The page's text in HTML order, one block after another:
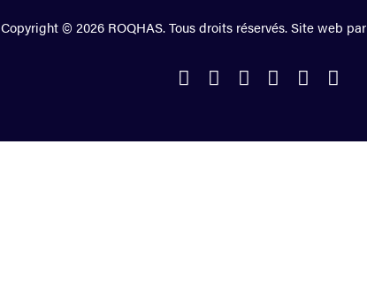
Copyright © 2026 ROQHAS. Tous droits réservés. Site web par